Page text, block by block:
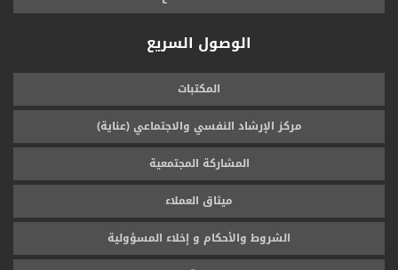
الوصول السريع
المكتبات
مركز الإرشاد النفسي والاجتماعي (عناية)
المشاركة المجتمعية
ميثاق العملاء
الشروط والأحكام و إخلاء المسؤولية